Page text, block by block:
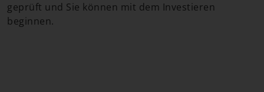
geprüft und Sie können mit dem Investieren
beginnen.